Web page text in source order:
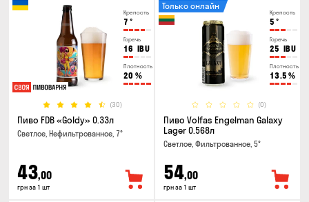
Крепость
7 °
Горечь
16 IBU
Плотность
20 %
(30)
Пиво FDB «Goldy» 0.33л
Светлое, Нефильтрованное, 7°
43,00
грн за 1 шт
Крепость
5 °
Горечь
25 IBU
Плотность
13.5 %
(0)
Только онлайн
Пиво Volfas Engelman Galaxy
Lager 0.568л
Светлое, Фильтрованное, 5°
54,00
грн за 1 шт